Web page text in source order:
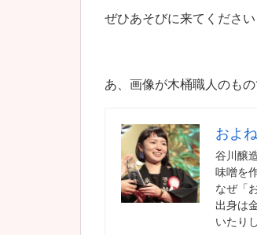
ぜひあそびに来てくださ
あ、画像が木桶職人のも
およね
谷川醸
味噌を
なぜ「
出身は
いたり